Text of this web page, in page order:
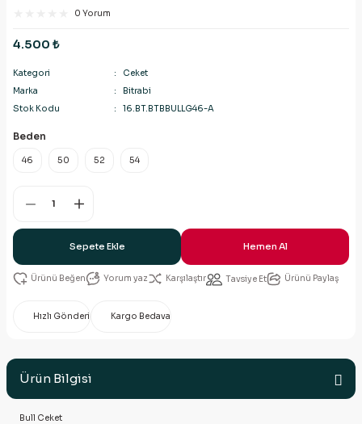
0 Yorum
4.500 ₺
Kategori
Ceket
Marka
Bitrabi
Stok Kodu
16.BT.BTBBULLG46-A
Beden
46 50 52 54
Sepete Ekle Hemen Al
Yorum yaz Karşılaştır Tavsiye Et Ürünü Paylaş
Hızlı Gönderi Kargo Bedava
Ürün Bilgisi
Bull Ceket